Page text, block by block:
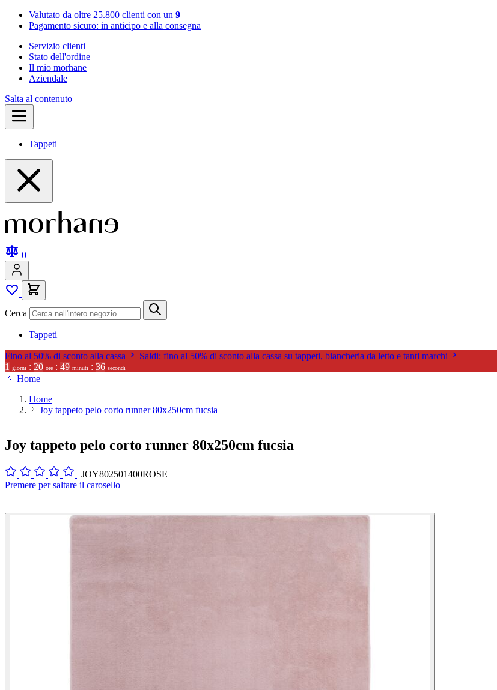
Valutato da oltre 25.800 clienti con un 9
Pagamento sicuro: in anticipo e alla consegna
Servizio clienti
Stato dell'ordine
Il mio morhane
Aziendale
Salta al contenuto
Tappeti
0
Cerca
Tappeti
Fino al 50% di sconto alla cassa
Saldi: fino al 50% di sconto alla cassa su tappeti, biancheria da letto e tanti marchi
1
giorni : 20 ore : 49 minuti : 34 secondi
Home
Home
Joy tappeto pelo corto runner 80x250cm fucsia
Joy tappeto pelo corto runner 80x250cm fucsia
| JOY802501400ROSE
Premere per saltare il carosello